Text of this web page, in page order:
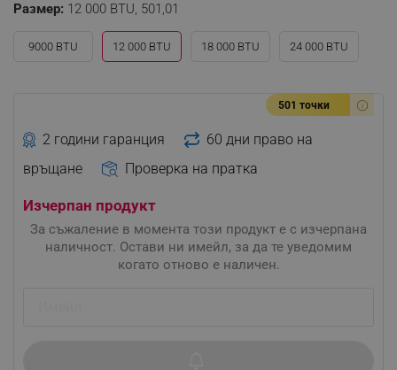
Размер: 12 000 BTU, 501,01
9000 BTU 12 000 BTU 18 000 BTU 24 000 BTU
501 точки
2 години гаранция
60 дни право на
връщане
Проверка на пратка
Изчерпан продукт
За съжаление в момента този продукт е с изчерпана
наличност. Остави ни имейл, за да те уведомим
когато отново е наличен.